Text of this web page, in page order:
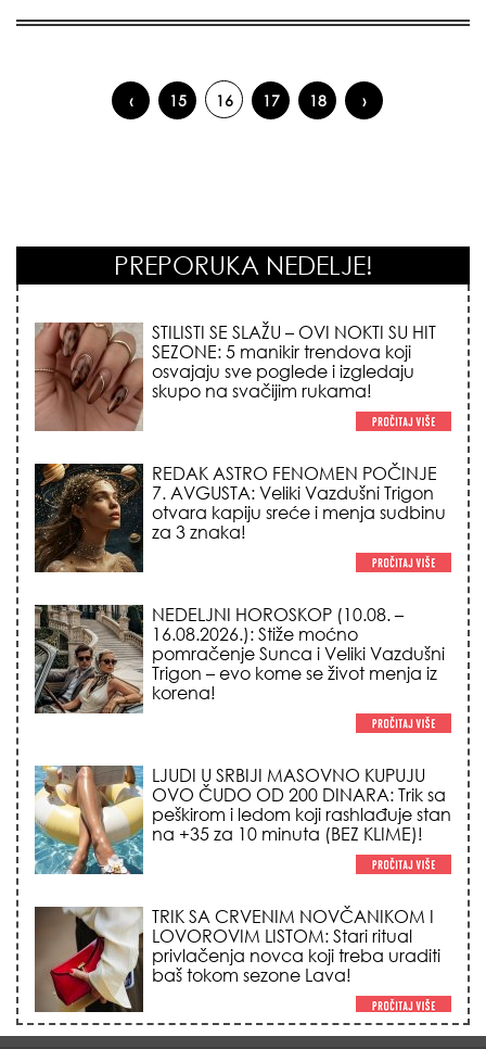
Pages ‹ 15 16 17 18 ›
PREPORUKA NEDELJE!
STILISTI SE SLAŽU – OVI NOKTI SU HIT
SEZONE: 5 manikir trendova koji
osvajaju sve poglede i izgledaju
skupo na svačijim rukama!
REDAK ASTRO FENOMEN POČINJE
7. AVGUSTA: Veliki Vazdušni Trigon
otvara kapiju sreće i menja sudbinu
za 3 znaka!
NEDELJNI HOROSKOP (10.08. –
16.08.2026.): Stiže moćno
pomračenje Sunca i Veliki Vazdušni
Trigon – evo kome se život menja iz
korena!
LJUDI U SRBIJI MASOVNO KUPUJU
OVO ČUDO OD 200 DINARA: Trik sa
peškirom i ledom koji rashlađuje stan
na +35 za 10 minuta (BEZ KLIME)!
TRIK SA CRVENIM NOVČANIKOM I
LOVOROVIM LISTOM: Stari ritual
privlačenja novca koji treba uraditi
baš tokom sezone Lava!